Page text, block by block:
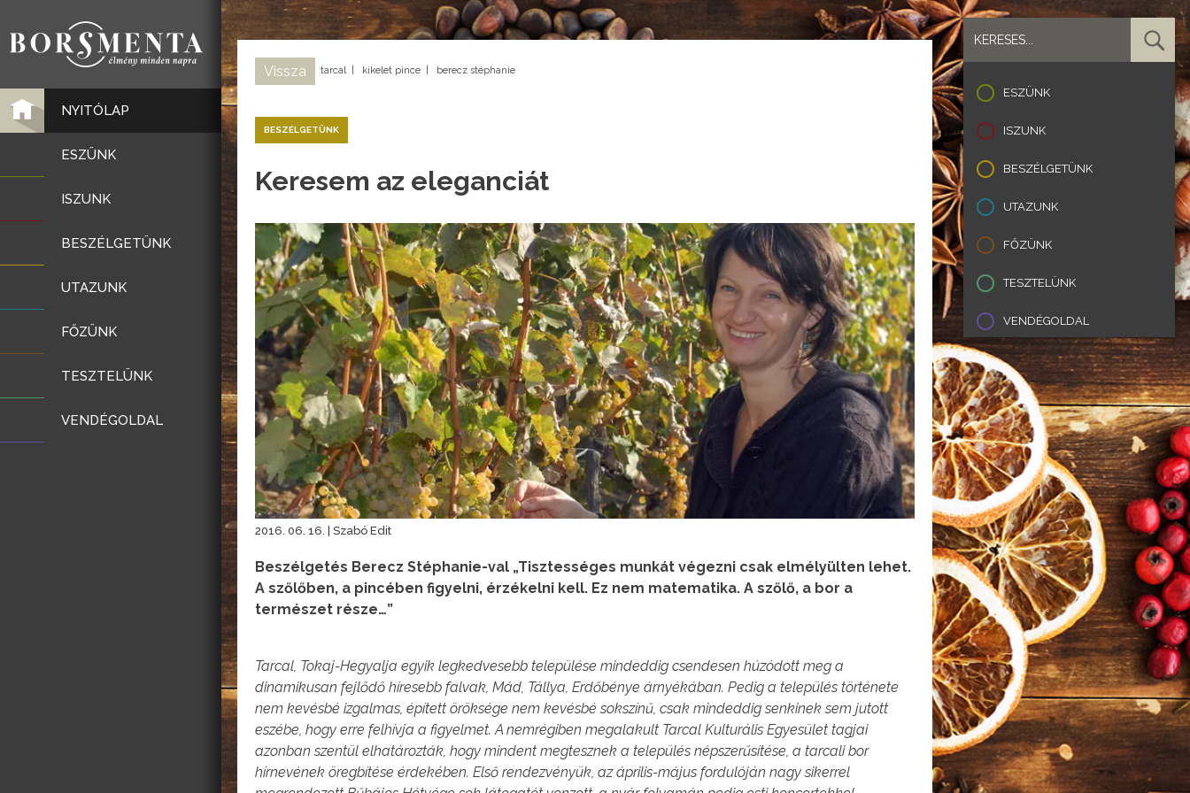
NYITÓLAP
ESZÜNK
ISZUNK
BESZÉLGETÜNK
UTAZUNK
FŐZÜNK
TESZTELÜNK
VENDÉGOLDAL
Vissza tarcal kikelet pince berecz stéphanie
BESZÉLGETÜNK
Keresem az eleganciát
2016. 06. 16. | Szabó Edit
Beszélgetés Berecz Stéphanie-val „Tisztességes munkát végezni csak elmélyülten lehet.
A szőlőben, a pincében figyelni, érzékelni kell. Ez nem matematika. A szőlő, a bor a
természet része…”
Tarcal, Tokaj-Hegyalja egyik legkedvesebb települése mindeddig csendesen húzódott meg a
dinamikusan fejlődő híresebb falvak, Mád, Tállya, Erdőbénye árnyékában. Pedig a település története
nem kevésbé izgalmas, épített öröksége nem kevésbé sokszínű, csak mindeddig senkinek sem jutott
eszébe, hogy erre felhívja a figyelmet. A nemrégiben megalakult Tarcal Kulturális Egyesülettagjai
azonban szentül elhatározták, hogy mindent megtesznek a település népszerűsítése, a tarcali bor
hírnevének öregbítése érdekében. Első rendezvényük, az április-május fordulóján nagy sikerrel
ESZÜNK
ISZUNK
BESZÉLGETÜNK
UTAZUNK
FŐZÜNK
TESZTELÜNK
VENDÉGOLDAL